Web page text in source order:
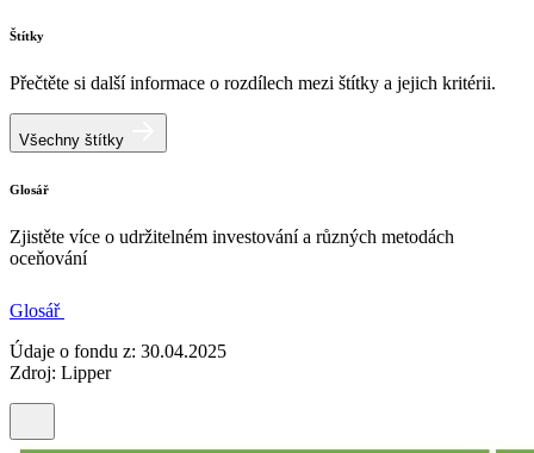
Štítky
Přečtěte si další informace o rozdílech mezi štítky a jejich kritérii.
Všechny štítky
Glosář
Zjistěte více o udržitelném investování a různých metodách
oceňování
Glosář
Údaje o fondu z: 30.04.2025
Zdroj: Lipper